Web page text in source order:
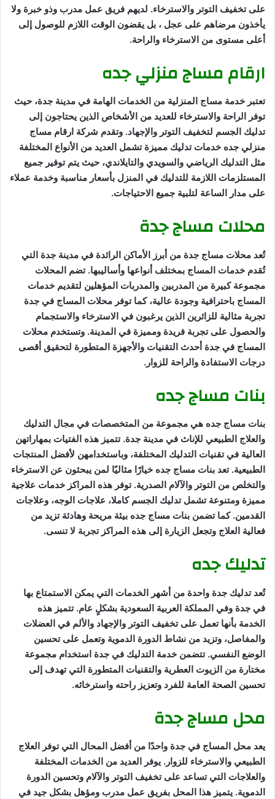
على تخفيف التوتر والاسترخاء. لديهم فريق عمل مدرب وذو خبرة ولا
يأخذون مرضاهم على عجل ، بل يقضون الوقت اللازم للوصول إلى
أعلى مستوى من الاسترخاء والراحة.
ارقام مساج منزلي جده
تعتبر خدمة مساج المنزلية من الخدمات الهامة في مدينة جدة، حيث
توفر الراحة والاسترخاء للعديد من الأشخاص الذين يحتاجون إلى
تدليك الجسم لتخفيف التوتر والإجهاد. وتقدم شركة ارقام مساج
منزلي جده خدمات تدليك مميزة تشمل العديد من الأنواع المختلفة
مثل التدليك الرياضي والسويدي والتايلاندي، حيث يتم توفير جميع
المستلزمات اللازمة للتدليك في المنزل بأسعار مناسبة وخدمة عملاء
على مدار الساعة لتلبية جميع الاحتياجات.
محلات مساج جدة
تُعد محلات مساج جدة من أبرز الأماكن الرائدة في مدينة جدة التي
تُقدم خدمات المساج بمختلف أنواعها وأساليبها. تضم المحلات
مجموعة كبيرة من المدربين والمدربات المؤهلين لتقديم خدمات
المساج باحترافية وجودة عالية، كما توفر محلات المساج في جدة
تجربة مثالية للزائرين الذين يرغبون في الاسترخاء والاستجمام
والحصول على تجربة فريدة ومميزة في المدينة. وتستخدم محلات
المساج في جدة أحدث التقنيات والأجهزة المتطورة لتحقيق أقصى
درجات الاستفادة والراحة للزوار.
بنات مساج جده
بنات مساج جده هي مجموعة من المتخصصات في مجال التدليك
والعلاج الطبيعي للإناث في مدينة جدة. تتميز هذه الفتيات بمهاراتهن
العالية في تقنيات التدليك المختلفة، وباستخدامهن لأفضل المنتجات
الطبيعية. تعد بنات مساج جده خيارًا مثاليًا لمن يبحثون عن الاسترخاء
والتخلص من التوتر والآلام الصدرية. توفر هذه المراكز خدمات علاجية
مميزة ومتنوعة تشمل تدليك الجسم كاملا، علاجات الوجه، وعلاجات
القدمين. كما تضمن بنات مساج جده بيئة مريحة وهادئة تزيد من
فعالية العلاج وتجعل الزيارة إلى هذه المراكز تجربة لا تنسى.
تدليك جده
تُعد تدليك جدة واحدة من أشهر الخدمات التي يمكن الاستمتاع بها
في جدة وفي المملكة العربية السعودية بشكلٍ عام. تتميز هذه
الخدمة بأنها تعمل على تخفيف التوتر والإجهاد والألم في العضلات
والمفاصل، وتزيد من نشاط الدورة الدموية وتعمل على تحسين
الوضع النفسي. تتضمن خدمة التدليك في جدة استخدام مجموعة
مختارة من الزيوت العطرية والتقنيات المتطورة التي تهدف إلى
تحسين الصحة العامة للفرد وتعزيز راحته واسترخائه.
محل مساج جدة
يعد محل المساج في جدة واحدًا من أفضل المحال التي توفر العلاج
الطبيعي والاسترخاء للزوار. يوفر العديد من الخدمات المختلفة
والعلاجات التي تساعد على تخفيف التوتر والآلام وتحسين الدورة
الدموية. يتميز هذا المحل بفريق عمل مدرب ومؤهل بشكل جيد في